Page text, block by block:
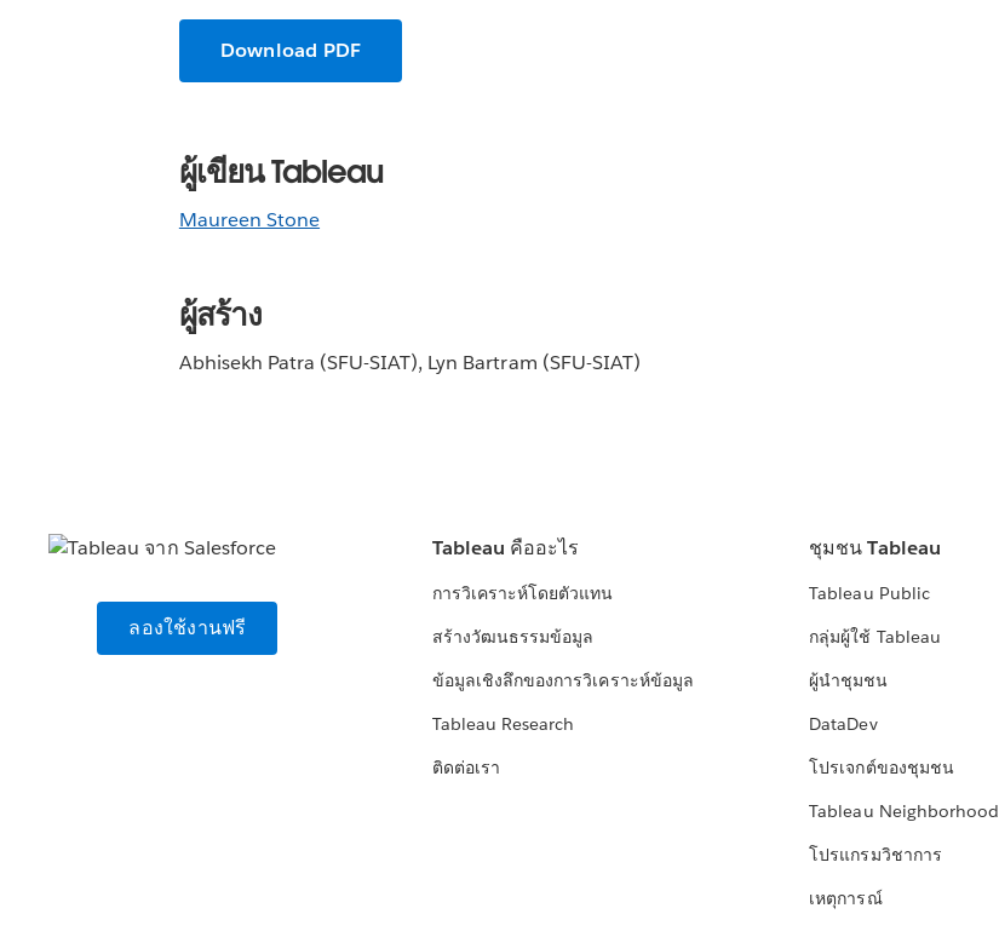
Download PDF
ผู้เขียน Tableau
Maureen Stone
ผู้สร้าง
Abhisekh Patra (SFU-SIAT), Lyn Bartram (SFU-SIAT)
ลองใช้งานฟรี
Tableau คืออะไร
การวิเคราะห์โดยตัวแทน
สร้างวัฒนธรรมข้อมูล
ข้อมูลเชิงลึกของการวิเคราะห์ข้อมูล
Tableau Research
ติดต่อเรา
ชุมชน Tableau
Tableau Public
กลุ่มผู้ใช้ Tableau
ผู้นำชุมชน
DataDev
โปรเจกต์ของชุมชน
Tableau Neighborhood
โปรแกรมวิชาการ
เหตุการณ์